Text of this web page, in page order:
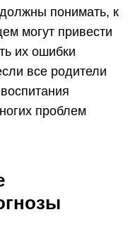
понимать, к
могут привести
их ошибки
все родители
проблем